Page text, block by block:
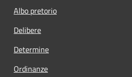
Albo pretorio
Delibere
Determine
Ordinanze